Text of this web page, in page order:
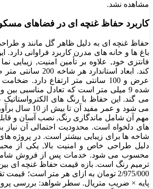
مشاهده نشد.
کاربرد حفاظ غنچه ای در فضاهای
حفاظ غنچه ای به دلیل ظاهر گل مانند و
باغ ها و خانه های مدرن کاربرد فراوانی دارد.
فانتزی خود, علاوه بر تأمین امنیت, زیبایی
عرض و 100 سانتی متر ارتفاع دارد.
شده 9 میلی متر است که تعادل مناسبی
می گند. این حفاظ با رنگ های
می شود و عمر مفید
مهم آن شامل ماندگاری رنگ, نصب آسان و
های دلخواه است. محدودیت احتمالی آن نیاز
شاخه ها برای زیبایی بیشتر است. در پروژه
دلیل طراحی خاص و امنیت بالا, یکی از
محسوب می شود. خدمات پس از فروش شامل
ترمیم رنگ است. بازه قیمت حفاظ غنچه ای
2/975/000 تومان به ازای هر متر است؛ قیمت